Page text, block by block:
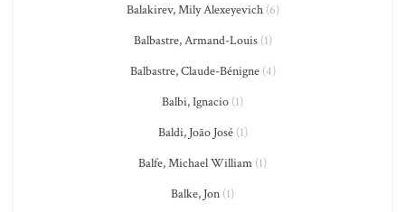
Balakirev, Mily Alexeyevich(6)
Balbastre, Armand-Louis(1)
Balbastre, Claude-Bénigne(4)
Balbi, Ignacio (1)
Baldi, João José(1)
Balfe, Michael William (1)
Balke, Jon (1)